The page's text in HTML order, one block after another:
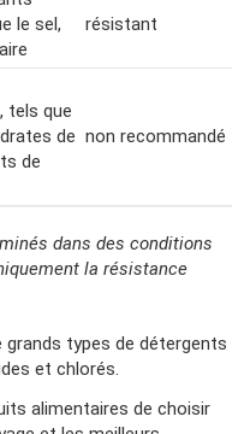
le sel,
résistant
tels que
de
de
non recommandé
dans des conditions
la résistance
grands types de détergents
et chlorés.
alimentaires de choisir